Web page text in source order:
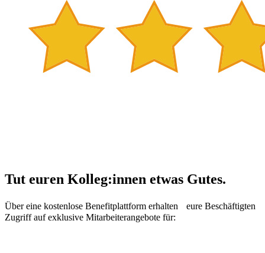
Tut euren Kolleg:innen etwas Gutes.
Über eine kostenlose Benefitplattform erhalten eure Beschäftigten
Zugriff auf exklusive Mitarbeiterangebote für: